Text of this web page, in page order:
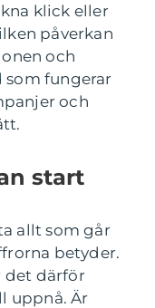
klick eller
påverkan
och
som fungerar
och
start
allt som går
betyder.
det därför
uppnå. Är